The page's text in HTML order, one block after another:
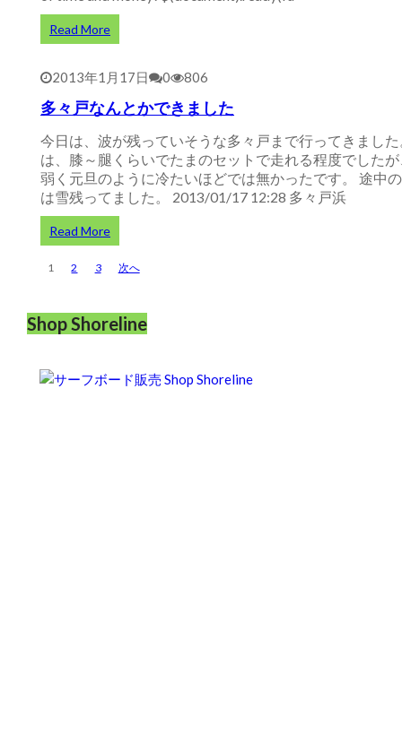
Read More
2013年1月17日 0 806
多々戸なんとかできました
今日は、波が残っていそうな多々戸まで行ってきました
は、膝～腿くらいでたまのセットで走れる程度でした
弱く元旦のように冷たいほどでは無かったです。 途中
は雪残ってました。 2013/01/17 12:28 多々戸浜
Read More
投
の
ペ
ー
ジ
1 2 3 次へ
Shop Shoreline